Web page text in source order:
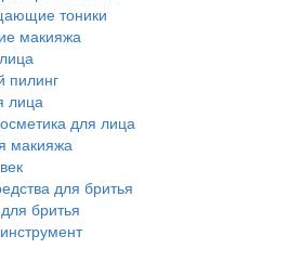
тоники
макияжа
пилинг
лица
для лица
макияжа
для бритья
бритья